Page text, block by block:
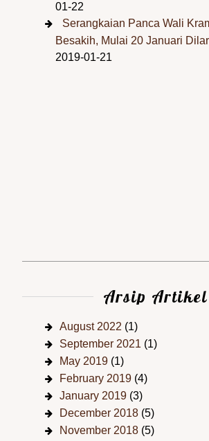
01-22
Serangkaian Panca Wali
Besakih, Mulai 20 Januari
2019-01-21
Arsip Artikel
August 2022 (1)
September 2021 (1)
May 2019 (1)
February 2019 (4)
January 2019 (3)
December 2018 (5)
November 2018 (5)